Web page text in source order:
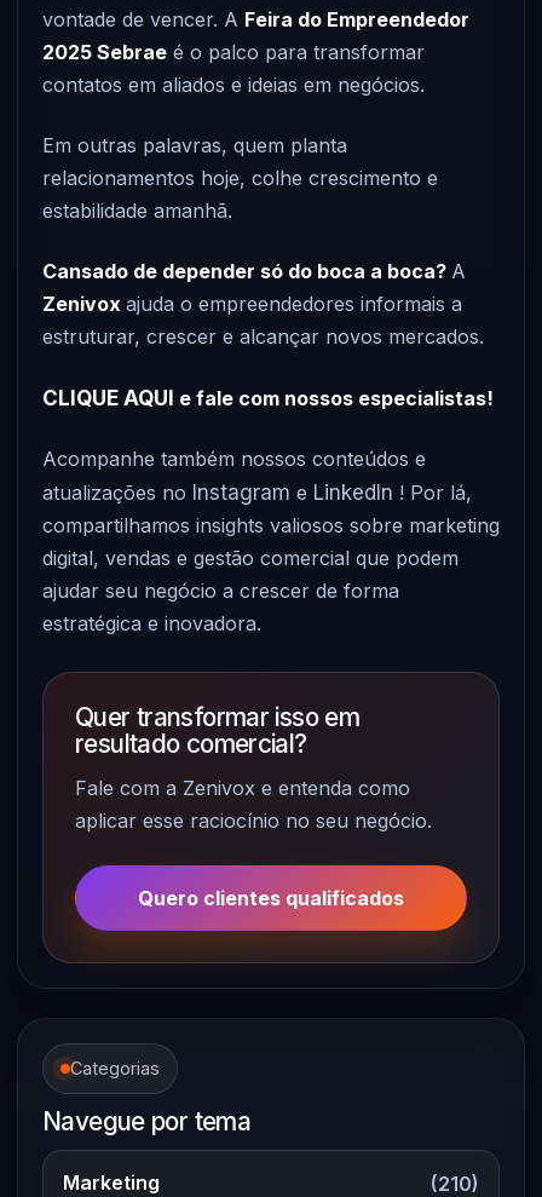
vontade de vencer. A Feira do Empreendedor
2025 Sebrae é o palco para transformar
contatos em aliados e ideias em negócios.
Em outras palavras, quem planta
relacionamentos hoje, colhe crescimento e
estabilidade amanhã.
Cansado de depender só do boca a boca? A
Zenivox ajuda o empreendedores informais a
estruturar, crescer e alcançar novos mercados.
CLIQUE AQUI e fale com nossos especialistas!
Acompanhe também nossos conteúdos e
atualizações no Instagram e LinkedIn ! Por lá,
compartilhamos insights valiosos sobre marketing
digital, vendas e gestão comercial que podem
ajudar seu negócio a crescer de forma
estratégica e inovadora.
Quer transformar isso em
resultado comercial?
Fale com a Zenivox e entenda como
aplicar esse raciocínio no seu negócio.
Quero clientes qualificados
Categorias
Navegue por tema
Marketing (210)